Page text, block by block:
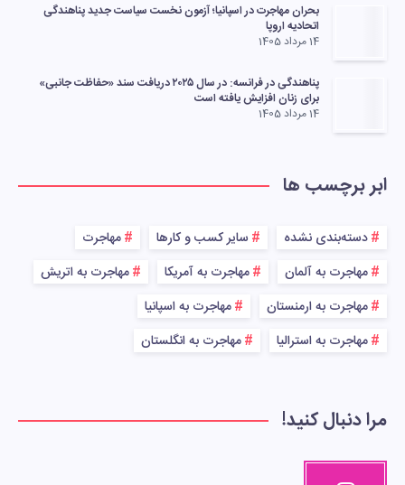
بحران مهاجرت در اسپانیا؛ آزمون نخست سیاست جدید پناهندگی
اتحادیه اروپا
14 مرداد 1405
پناهندگی در فرانسه: در سال ۲۰۲۵ دریافت سند «حفاظت جانبی»
برای زنان افزایش یافته است
14 مرداد 1405
ابر برچسب ها
دسته‌بندی نشده سایر کسب و کارها
مهاجرت
مهاجرت به آلمان
مهاجرت به آمریکا
مهاجرت به اتریش
مهاجرت به ارمنستان
مهاجرت به اسپانیا
مهاجرت به استرالیا
مهاجرت به انگلستان
مرا دنبال کنید!